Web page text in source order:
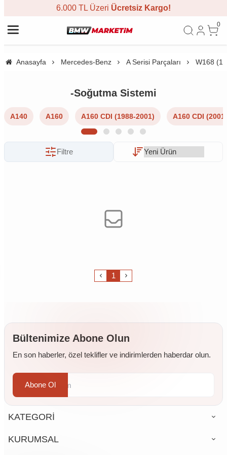
6.000 TL Üzeri Ücretsiz Kargo!
0
Anasayfa Mercedes-Benz A Serisi Parçaları W168
-Soğutma Sistemi
A140 A160 A160 CDI (1988-2001) A160 CDI
Filtre
1
Bültenimize Abone Olun
En son haberler, özel teklifler ve indirimlerden haberdar olun.
Abone Ol
KATEGORİ
KURUMSAL